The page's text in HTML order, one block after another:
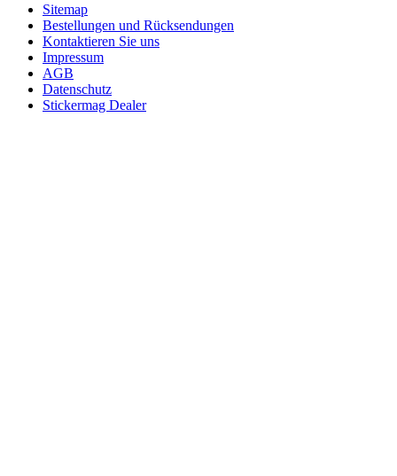
Sitemap
Bestellungen und Rücksendungen
Kontaktieren Sie uns
Impressum
AGB
Datenschutz
Stickermag Dealer